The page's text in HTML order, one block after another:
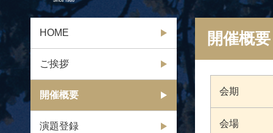
HOME
ご挨拶
開催概要
演題登録
開催概要
会期
会場